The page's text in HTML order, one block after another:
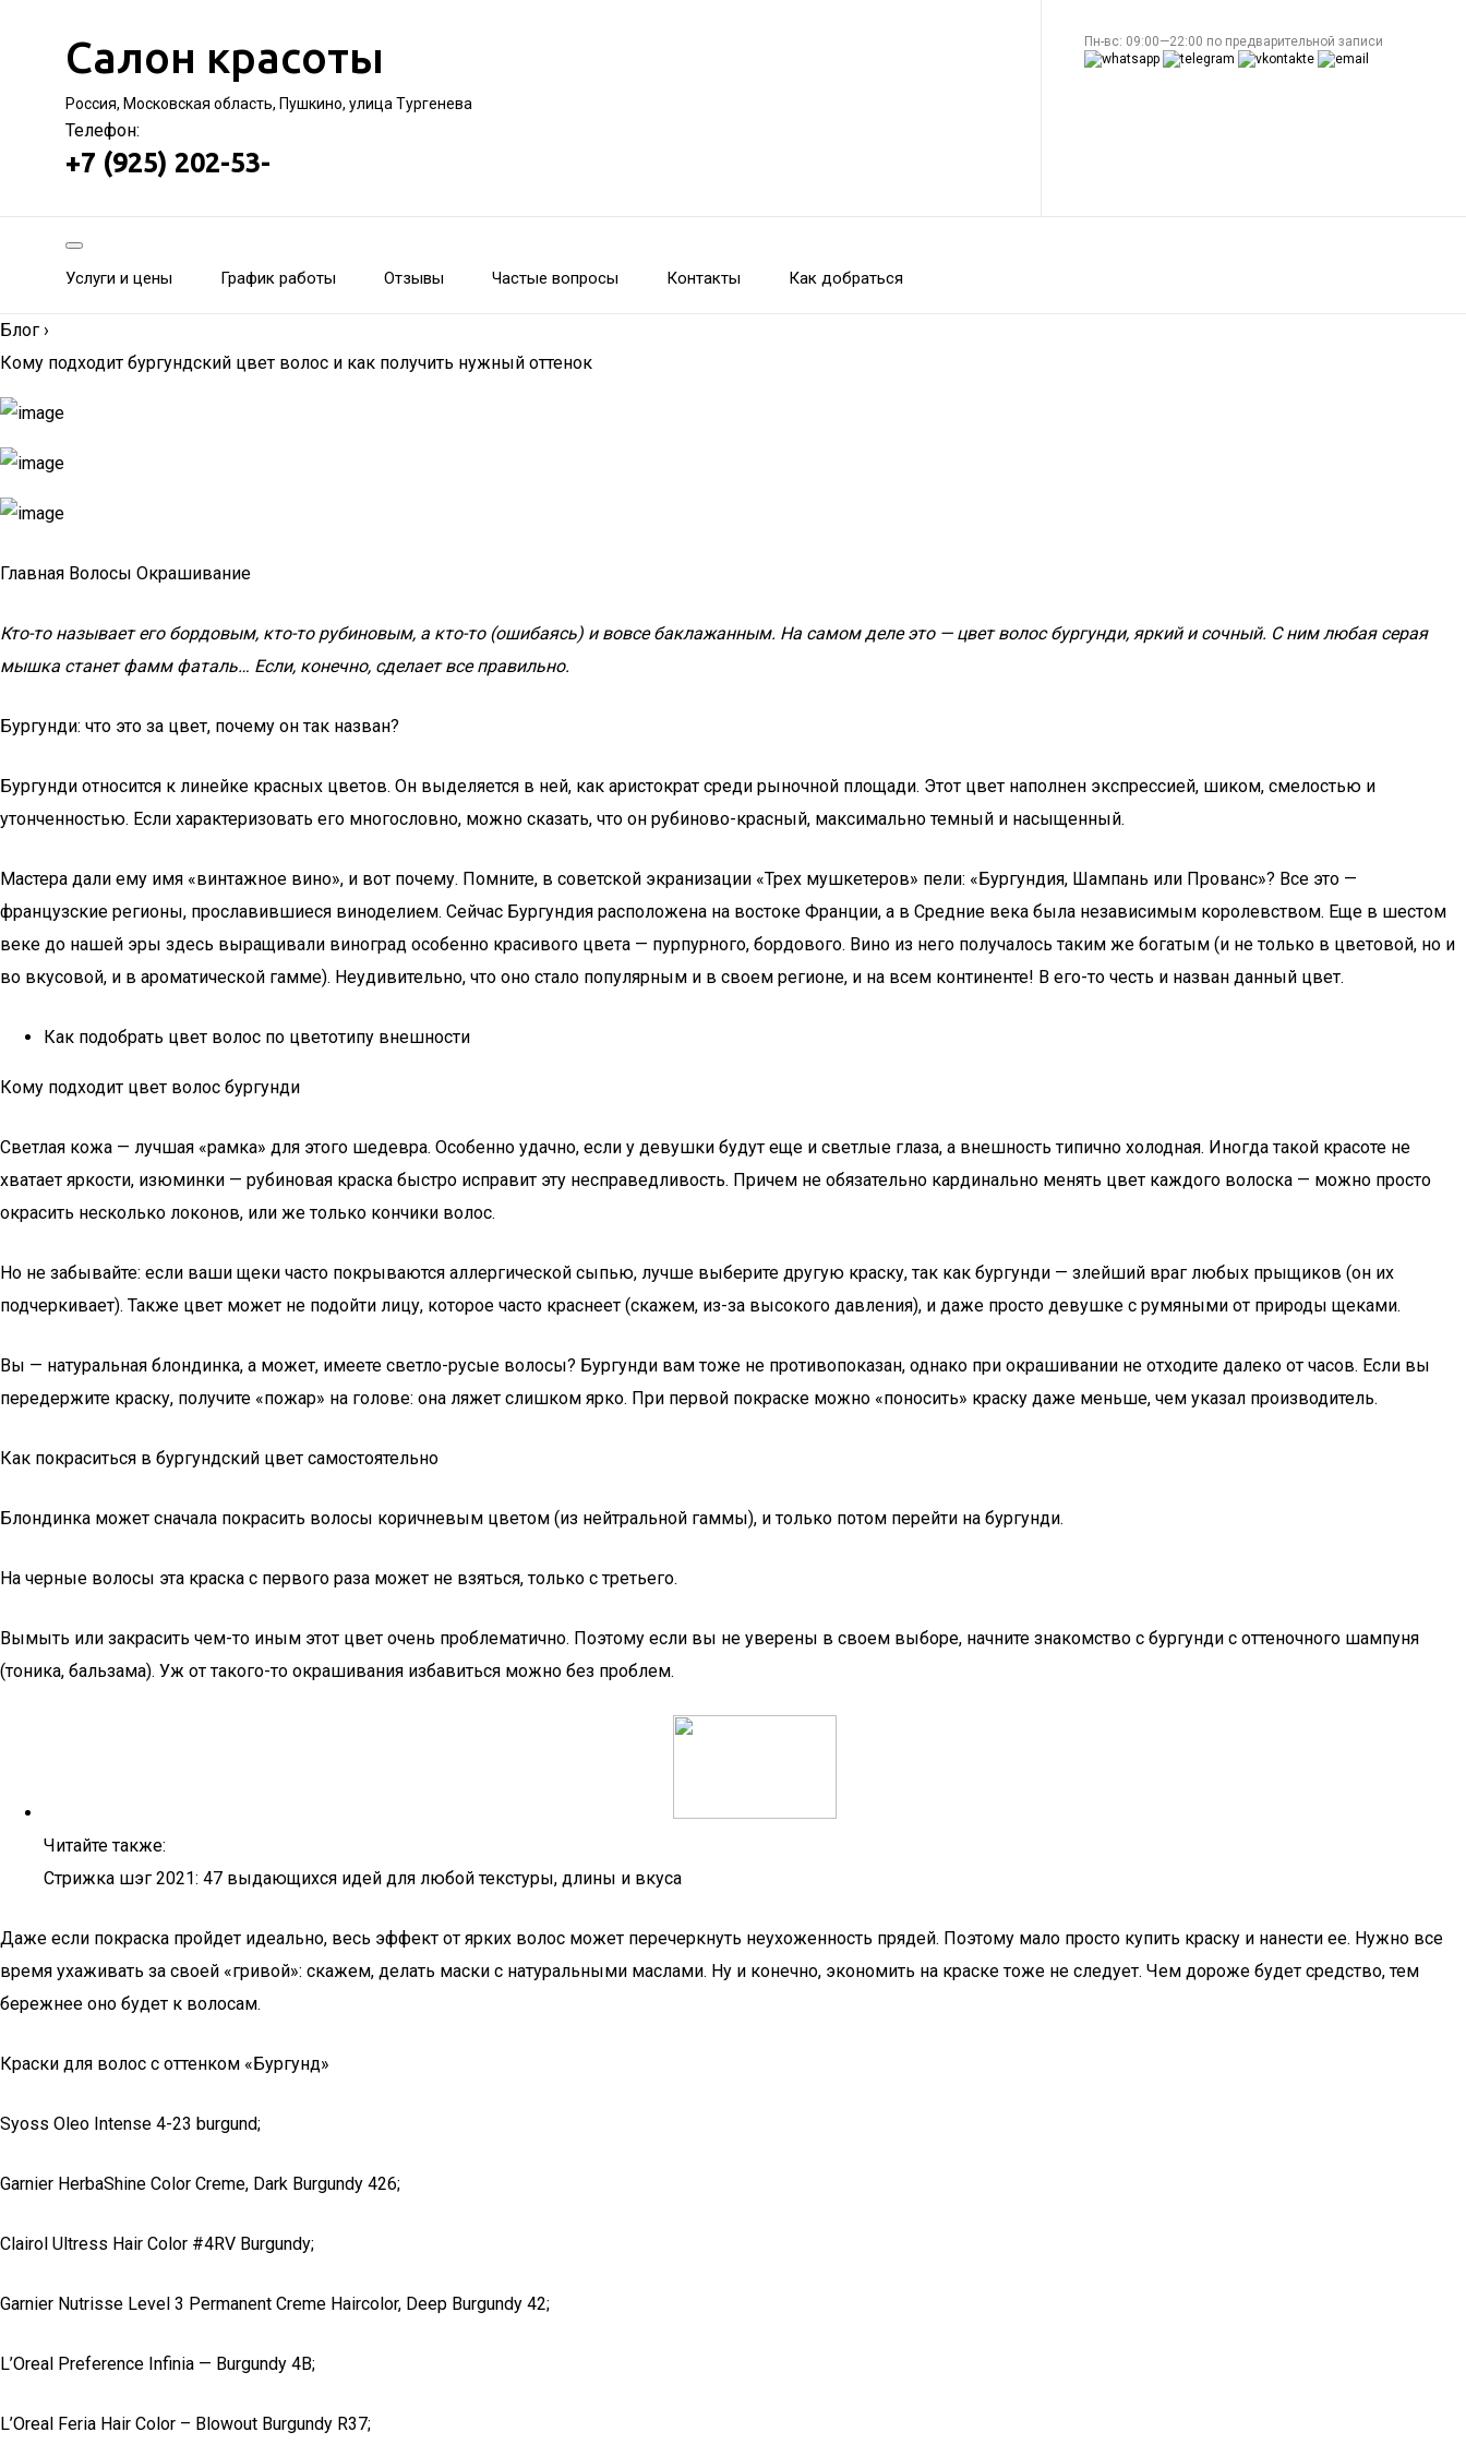
Салон красоты
Россия, Московская область, Пушкино, улица Тургенева
Телефон:
+7 (925) 202-53-
Пн-вс: 09:00—22:00 по предварительной записи
Услуги и цены График работы Отзывы Частые вопросы Контакты Как добраться
Блог ›
Кому подходит бургундский цвет волос и как получить нужный оттенок
Главная Волосы Окрашивание
Кто-то называет его бордовым, кто-то рубиновым, а кто-то (ошибаясь) и вовсе баклажанным. На самом деле это — цвет волос бургунди, яркий и сочный. С ним любая серая
мышка станет фамм фаталь… Если, конечно, сделает все правильно.
Бургунди: что это за цвет, почему он так назван?
Бургунди относится к линейке красных цветов. Он выделяется в ней, как аристократ среди рыночной площади. Этот цвет наполнен экспрессией, шиком, смелостью и
утонченностью. Если характеризовать его многословно, можно сказать, что он рубиново-красный, максимально темный и насыщенный.
Мастера дали ему имя «винтажное вино», и вот почему. Помните, в советской экранизации «Трех мушкетеров» пели: «Бургундия, Шампань или Прованс»? Все это —
французские регионы, прославившиеся виноделием. Сейчас Бургундия расположена на востоке Франции, а в Средние века была независимым королевством. Еще в шестом
веке до нашей эры здесь выращивали виноград особенно красивого цвета — пурпурного, бордового. Вино из него получалось таким же богатым (и не только в цветовой, но и
во вкусовой, и в ароматической гамме). Неудивительно, что оно стало популярным и в своем регионе, и на всем континенте! В его-то честь и назван данный цвет.
Как подобрать цвет волос по цветотипу внешности
Кому подходит цвет волос бургунди
Светлая кожа — лучшая «рамка» для этого шедевра. Особенно удачно, если у девушки будут еще и светлые глаза, а внешность типично холодная. Иногда такой красоте не
хватает яркости, изюминки — рубиновая краска быстро исправит эту несправедливость. Причем не обязательно кардинально менять цвет каждого волоска — можно просто
окрасить несколько локонов, или же только кончики волос.
Но не забывайте: если ваши щеки часто покрываются аллергической сыпью, лучше выберите другую краску, так как бургунди — злейший враг любых прыщиков (он их
подчеркивает). Также цвет может не подойти лицу, которое часто краснеет (скажем, из-за высокого давления), и даже просто девушке с румяными от природы щеками.
Вы — натуральная блондинка, а может, имеете светло-русые волосы? Бургунди вам тоже не противопоказан, однако при окрашивании не отходите далеко от часов. Если вы
передержите краску, получите «пожар» на голове: она ляжет слишком ярко. При первой покраске можно «поносить» краску даже меньше, чем указал производитель.
Как покраситься в бургундский цвет самостоятельно
Блондинка может сначала покрасить волосы коричневым цветом (из нейтральной гаммы), и только потом перейти на бургунди.
На черные волосы эта краска с первого раза может не взяться, только с третьего.
Вымыть или закрасить чем-то иным этот цвет очень проблематично. Поэтому если вы не уверены в своем выборе, начните знакомство с бургунди с оттеночного шампуня
(тоника, бальзама). Уж от такого-то окрашивания избавиться можно без проблем.
Читайте также:
Стрижка шэг 2021: 47 выдающихся идей для любой текстуры, длины и вкуса
Даже если покраска пройдет идеально, весь эффект от ярких волос может перечеркнуть неухоженность прядей. Поэтому мало просто купить краску и нанести ее. Нужно все
время ухаживать за своей «гривой»: скажем, делать маски с натуральными маслами. Ну и конечно, экономить на краске тоже не следует. Чем дороже будет средство, тем
бережнее оно будет к волосам.
Краски для волос с оттенком «Бургунд»
Syoss Oleo Intense 4-23 burgund;
Garnier HerbaShine Color Creme, Dark Burgundy 426;
Clairol Ultress Hair Color #4RV Burgundy;
Garnier Nutrisse Level 3 Permanent Creme Haircolor, Deep Burgundy 42;
L’Oreal Preference Infinia — Burgundy 4B;
L’Oreal Feria Hair Color – Blowout Burgundy R37;